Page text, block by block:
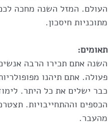
העולם. המזל השנה מחכה
מתוכניות חיסכון.
תאומים:
השנה אתם תכירו הרבה
פעולה. אתם תיהנו
כבר ישלים את כל היתר.
הכספים וההתחייבויות.
מהעבר.